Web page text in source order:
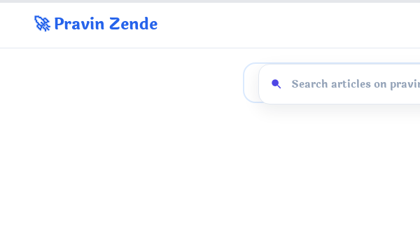
🚀 Pravin Zende